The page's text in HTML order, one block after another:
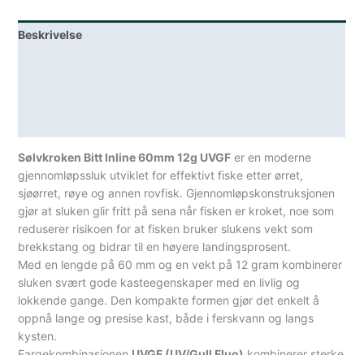
dupper
grønn
Beskrivelse
Sølvkroken Bitt Inline 60mm 12g UVGF er en moderne
gjennomløpssluk utviklet for effektivt fiske etter ørret,
sjøørret, røye og annen rovfisk. Gjennomløpskonstruksjonen
gjør at sluken glir fritt på sena når fisken er kroket, noe som
reduserer risikoen for at fisken bruker slukens vekt som
brekkstang og bidrar til en høyere landingsprosent.
Med en lengde på 60 mm og en vekt på 12 gram kombinerer
sluken svært gode kasteegenskaper med en livlig og
lokkende gange. Den kompakte formen gjør det enkelt å
oppnå lange og presise kast, både i ferskvann og langs
kysten.